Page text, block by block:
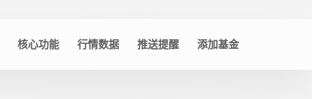
核心功能 行情数据 推送提醒 添加基金